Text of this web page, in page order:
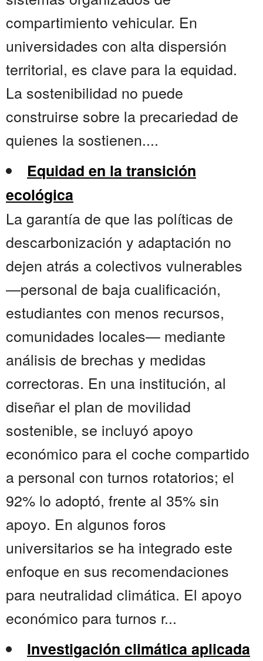
compartimiento vehicular. En
universidades con alta dispersión
territorial, es clave para la equidad.
La sostenibilidad no puede
construirse sobre la precariedad de
quienes la sostienen....
Equidad en la transición
ecológica
La garantía de que las políticas de
descarbonización y adaptación no
dejen atrás a colectivos vulnerables
—personal de baja cualificación,
estudiantes con menos recursos,
comunidades locales— mediante
análisis de brechas y medidas
correctoras. En una institución, al
diseñar el plan de movilidad
sostenible, se incluyó apoyo
económico para el coche compartido
a personal con turnos rotatorios; el
92% lo adoptó, frente al 35% sin
apoyo. En algunos foros
universitarios se ha integrado este
enfoque en sus recomendaciones
para neutralidad climática. El apoyo
económico para turnos r...
Investigación climática aplicada